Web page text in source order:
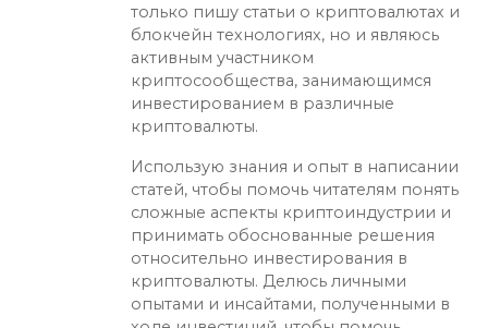
только пишу статьи о криптовалютах и
блокчейн технологиях, но и являюсь
активным участником
криптосообщества, занимающимся
инвестированием в различные
криптовалюты.
Использую знания и опыт в написании
статей, чтобы помочь читателям понять
сложные аспекты криптоиндустрии и
принимать обоснованные решения
относительно инвестирования в
криптовалюты. Делюсь личными
опытами и инсайтами, полученными в